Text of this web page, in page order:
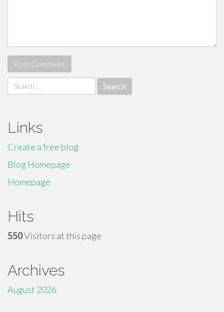
Search
for:
Links
Create a free blog
Blog Homepage
Homepage
Hits
550Visitors at this page
Archives
August 2026